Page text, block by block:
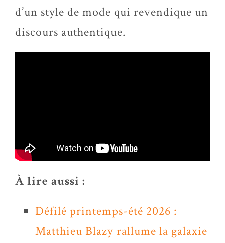
d’un style de mode qui revendique un
discours authentique.
À lire aussi :
Défilé printemps-été 2026 :
Matthieu Blazy rallume la galaxie